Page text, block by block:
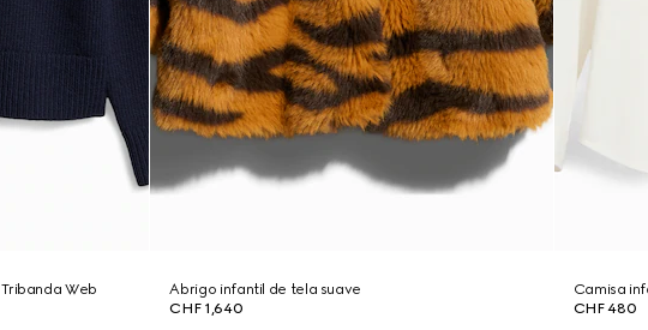
Web
Abrigo infantil de tela suave
CHF 1,640
Camisa
CHF 480